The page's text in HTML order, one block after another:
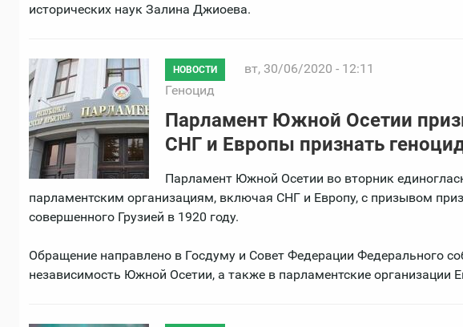
исторических наук Залина Джиоева.
НОВОСТИ
вт, 30/06/2020 - 12:11
Геноцид
Парламент Южной Осетии
СНГ и Европы признать
Парламент Южной Осетии во вторник
парламентским организациям, включая СНГ и Европу, с призывом
совершенного Грузией в 1920 году.
Обращение направлено в Госдуму и Совет Федерации Федерального
независимость Южной Осетии, а также в парламентские организации